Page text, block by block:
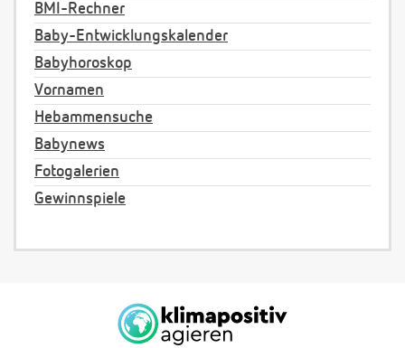
BMI-Rechner
Baby-Entwicklungskalender
Babyhoroskop
Vornamen
Hebammensuche
Babynews
Fotogalerien
Gewinnspiele